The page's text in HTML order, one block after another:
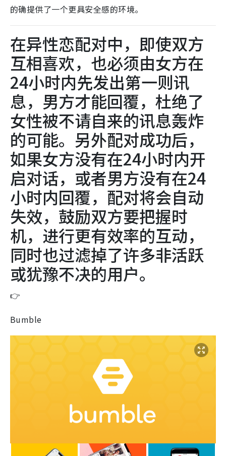
的确提供了一个更具安全感的环境。
在异性恋配对中，即使双方
互相喜欢，也必须由女方在
24小时内先发出第一则讯
息，男方才能回覆，杜绝了
女性被不请自来的讯息轰炸
的可能。另外配对成功后，
如果女方没有在24小时内开
启对话，或者男方没有在24
小时内回覆，配对将会自动
失效，鼓励双方要把握时
机，进行更有效率的互动，
同时也过滤掉了许多非活跃
或犹豫不决的用户。
👉
Bumble